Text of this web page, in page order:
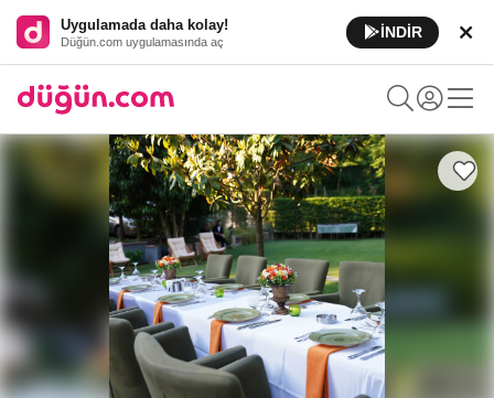
Uygulamada daha kolay!
Düğün.com uygulamasında aç
İNDİR